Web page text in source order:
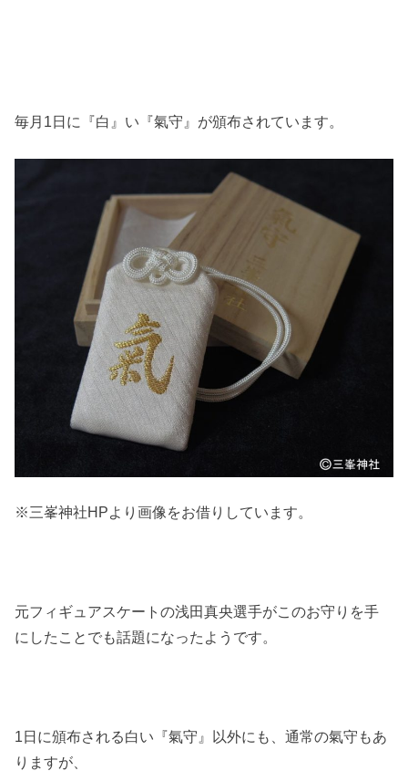
毎月1日に『白』い『氣守』が頒布されています。
※三峯神社HPより画像をお借りしています。
元フィギュアスケートの浅田真央選手がこのお守りを手
にしたことでも話題になったようです。
1日に頒布される白い『氣守』以外にも、通常の氣守もあ
りますが、